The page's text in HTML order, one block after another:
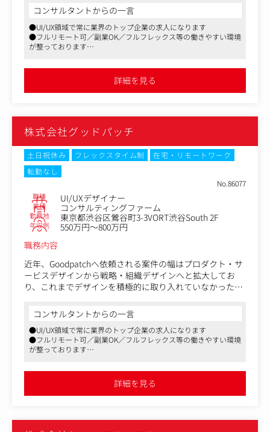
ます。
具体的には：
・顧客やユーザーの課題を解決するためのソリューション
の検討、コンセプト立案
・細部までこだわったデザイン
変更の範囲：同社における各種業務全般
コンサルタントからの一言
●UI/UX領域で常に業界のトップ企業の求人になります
●フルリモート可／副業OK／フルフレックス等の働きやすい環境
が整っております
ど企業の経営層とコンサルティングする形で事業を拡大しており
詳細を見る
株式会社グッドパッチ
土日祝休み フレックスタイム制
在宅・リモートワーク
転勤なし
No.86077
職種 UI/UXデザイナー
業種 コンサルティングファーム
勤務地 東京都渋谷区鶯谷町3-3VORT渋谷South 2F
年収例
550万円～800万円
職務内容
近年、Goodpatchへ依頼される案件の幅はプロダクト・サ
ービスデザインから戦略・組織デザインへと拡大してお
り、これまでデザインを積極的に取り入れていなかった企
に限定せず、サービスデザインやCXデザインまで広げてい
ます。
GoodpatchのUI/UXデザイナーは、戦略フェース？から表
層まて？一貫した形て？ユーサ？ーの目にふれる部分のア
題は日々変化しており、既存のプロセスでプロジェクトを
進めていくだけで本質的な価値を提供することはできませ
コンサルタントからの一言
●UI/UX領域で常に業界のトップ企業の求人になります
●フルリモート可／副業OK／フルフレックス等の働きやすい環境
が整っております
ど企業の経営層とコンサルティングする形で事業を拡大しており
詳細を見る